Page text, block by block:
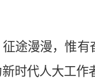
途漫漫，惟
时代人大工作